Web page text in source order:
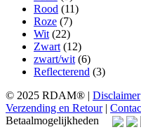
Rood (11)
Roze (7)
Wit (22)
Zwart (12)
zwart/wit (6)
Reflecterend (3)
© 2025 RDAM® | Disclaimer
Verzending en Retour|
Betaalmogelijkheden